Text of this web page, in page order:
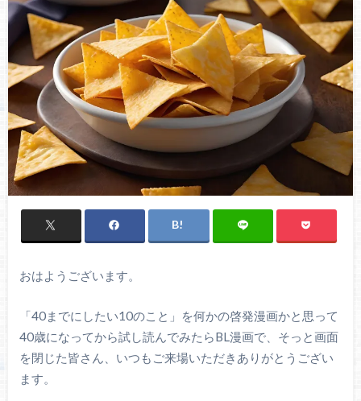
おはようございます。
「40までにしたい10のこと」を何かの啓発漫画かと思って
40歳になってから試し読んでみたらBL漫画で、そっと画面
を閉じた皆さん、いつもご来場いただきありがとうござい
ます。